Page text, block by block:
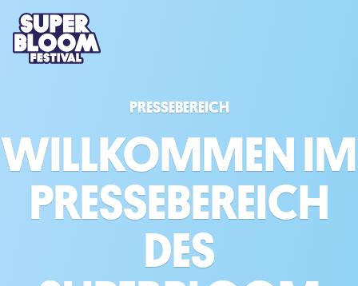
PRESSEBEREICH
WILLKOMMEN IM
PRESSEBEREICH
DES